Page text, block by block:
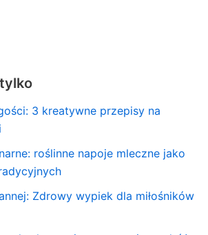
3 kreatywne przepisy na
roślinne napoje mleczne jako
Zdrowy wypiek dla miłośników